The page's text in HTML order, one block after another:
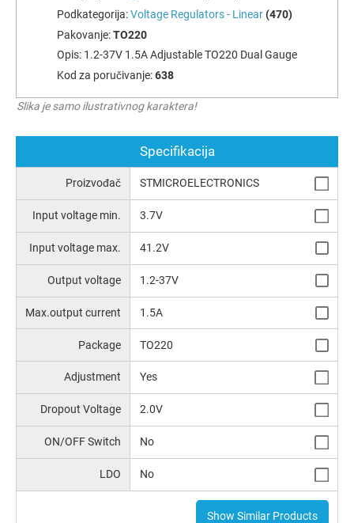
Podkategorija:Voltage Regulators - Linear(470)
Pakovanje:TO220
Opis: 1.2-37V 1.5A Adjustable TO220 Dual Gauge
Kod za poručivanje:638
Slika je samo ilustrativnog karaktera!
Specifikacija
Proizvođač STMICROELECTRONICS
Input voltage min. 3.7V
Input voltage max. 41.2V
Output voltage 1.2-37V
Max.output current 1.5A
Package TO220
Аdjustment Yes
Dropout Voltage 2.0V
ON/OFF Switch No
LDO No
Show Similar Products